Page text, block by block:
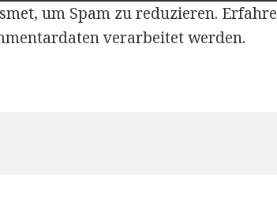
um Spam zu reduzieren. Erfahre
verarbeitet werden.